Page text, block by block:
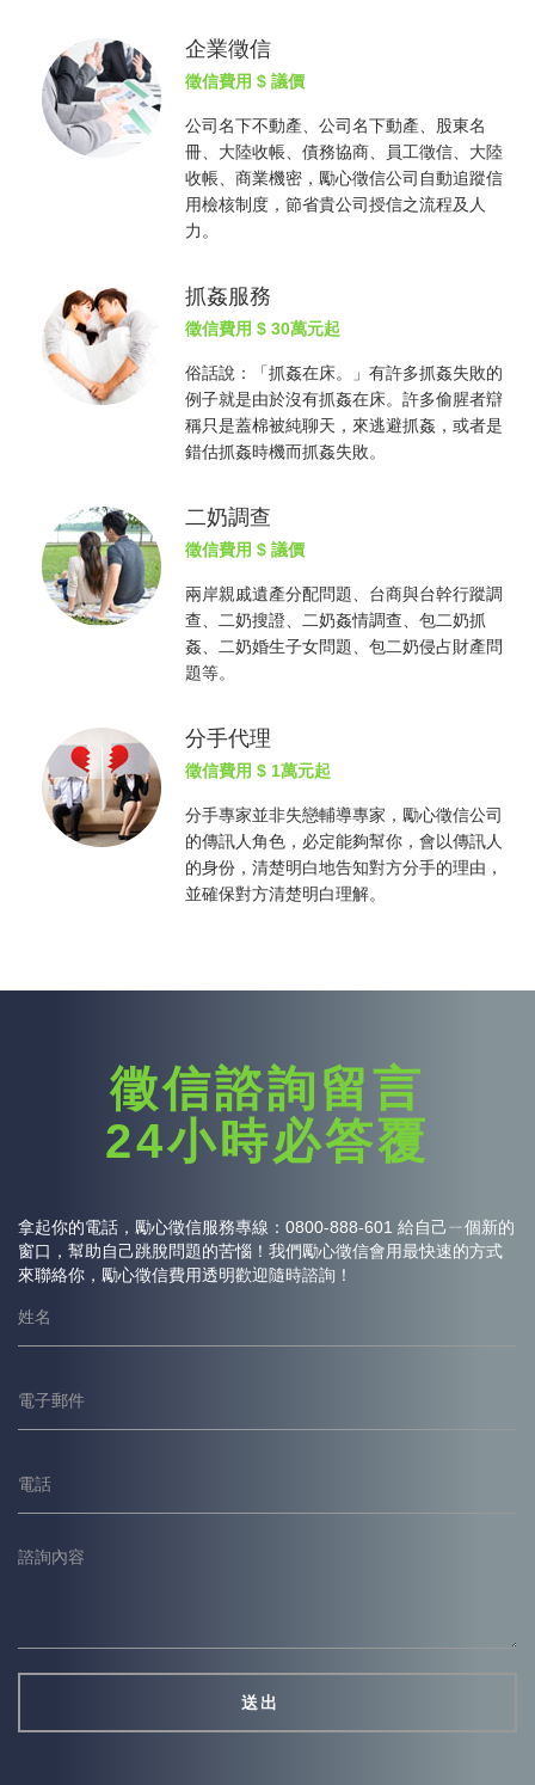
企業徵信
徵信費用 $ 議價
公司名下不動產、公司名下動產、股東名
冊、大陸收帳、債務協商、員工徵信、大陸
收帳、商業機密，勵心徵信公司 自動追蹤信
用檢核制度，節省貴公司授信之流程及人
力。
抓姦服務
徵信費用 $ 30萬元起
俗話說：「抓姦在床。」有許多抓姦失敗的
例子就是由於沒有抓姦在床。許多偷腥者辯
稱只是蓋棉被純聊天，來逃避抓姦 ，或者是
錯估抓姦時機而抓姦失敗。
二奶調查
徵信費用 $ 議價
兩岸親戚遺產分配問題、台商與台幹行蹤調
查、二奶搜證、二奶姦情調查、包二奶抓
姦、二奶婚生子女問題、包二奶侵占財產問
題等。
分手代理
徵信費用 $ 1萬元起
分手專家並非失戀輔導專家，勵心徵信公司
的傳訊人角色，必定能夠幫你，會以傳訊人
的身份，清楚明白地告知對方分手的理由，
並確保對方清楚明白理解。
徵信諮詢留言
24小時必答覆
拿起你的電話，勵心徵信服務專線：0800-888-601 給自己ㄧ個新的
窗口，幫助自己跳脫問題的苦惱！我們勵心徵信會用最快速的方式
來聯絡你，勵心徵信費用透明歡迎隨時諮詢！